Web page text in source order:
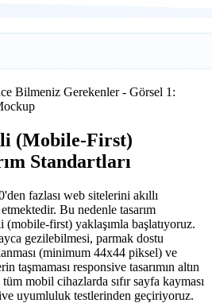
Bilmeniz Gerekenler - Görsel 1:
(Mobile-First)
Standartları
fazlası web sitelerini akıllı
Bu nedenle tasarım
first) yaklaşımla başlatıyoruz.
gezilebilmesi, parmak dostu
(minimum 44x44 piksel) ve
taşmaması responsive tasarımın altın
tüm mobil cihazlarda sıfır sayfa kayması
uyumluluk testlerinden geçiriyoruz.